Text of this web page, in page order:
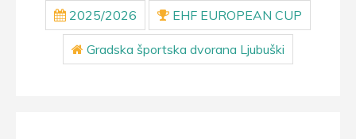
2025/2026 EHF EUROPEAN CUP
Gradska športska dvorana Ljubuški